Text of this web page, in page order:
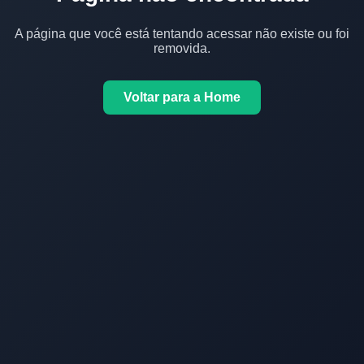
A página que você está tentando acessar não existe ou foi
removida.
Voltar para a Home